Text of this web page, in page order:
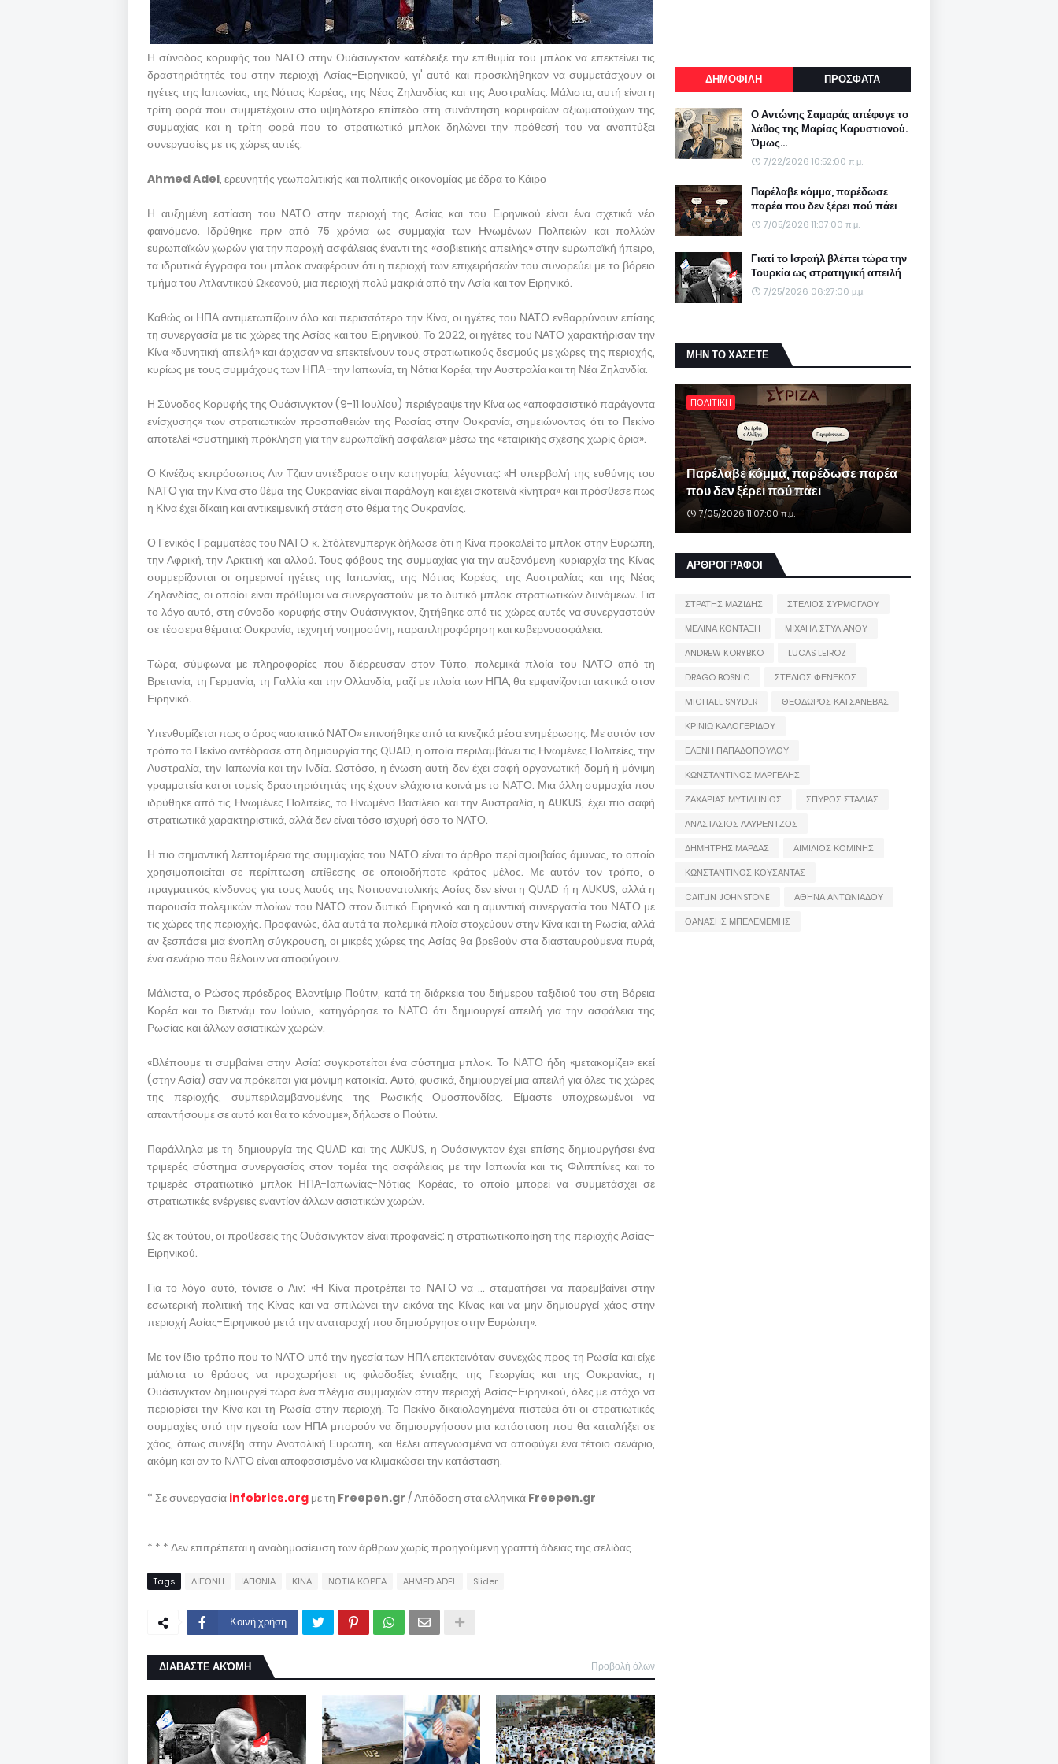
Η σύνοδος κορυφής του ΝΑΤΟ στην Ουάσινγκτον κατέδειξε την επιθυμία του μπλοκ να επεκτείνει τις
δραστηριότητές του στην περιοχή Ασίας-Ειρηνικού, γι' αυτό και προσκλήθηκαν να συμμετάσχουν οι
ηγέτες της Ιαπωνίας, της Νότιας Κορέας, της Νέας Ζηλανδίας και της Αυστραλίας. Μάλιστα, αυτή είναι η
τρίτη φορά που συμμετέχουν στο υψηλότερο επίπεδο στη συνάντηση κορυφαίων αξιωματούχων της
συμμαχίας και η τρίτη φορά που το στρατιωτικό μπλοκ δηλώνει την πρόθεσή του να αναπτύξει
συνεργασίες με τις χώρες αυτές.
Ahmed Adel, ερευνητής γεωπολιτικής και πολιτικής οικονομίας με έδρα το Κάιρο
Η αυξημένη εστίαση του ΝΑΤΟ στην περιοχή της Ασίας και του Ειρηνικού είναι ένα σχετικά νέο
φαινόμενο. Ιδρύθηκε πριν από 75 χρόνια ως συμμαχία των Ηνωμένων Πολιτειών και πολλών
ευρωπαϊκών χωρών για την παροχή ασφάλειας έναντι της «σοβιετικής απειλής» στην ευρωπαϊκή ήπειρο,
τα ιδρυτικά έγγραφα του μπλοκ αναφέρουν ότι η περιοχή των επιχειρήσεών του συνορεύει με το βόρειο
τμήμα του Ατλαντικού Ωκεανού, μια περιοχή πολύ μακριά από την Ασία και τον Ειρηνικό.
Καθώς οι ΗΠΑ αντιμετωπίζουν όλο και περισσότερο την Κίνα, οι ηγέτες του ΝΑΤΟ ενθαρρύνουν επίσης
τη συνεργασία με τις χώρες της Ασίας και του Ειρηνικού. Το 2022, οι ηγέτες του ΝΑΤΟ χαρακτήρισαν την
Κίνα «δυνητική απειλή» και άρχισαν να επεκτείνουν τους στρατιωτικούς δεσμούς με χώρες της περιοχής,
κυρίως με τους συμμάχους των ΗΠΑ -την Ιαπωνία, τη Νότια Κορέα, την Αυστραλία και τη Νέα Ζηλανδία.
Η Σύνοδος Κορυφής της Ουάσινγκτον (9-11 Ιουλίου) περιέγραψε την Κίνα ως «αποφασιστικό παράγοντα
ενίσχυσης» των στρατιωτικών προσπαθειών της Ρωσίας στην Ουκρανία, σημειώνοντας ότι το Πεκίνο
αποτελεί «συστημική πρόκληση για την ευρωπαϊκή ασφάλεια» μέσω της «εταιρικής σχέσης χωρίς όρια».
Ο Κινέζος εκπρόσωπος Λιν Τζιαν αντέδρασε στην κατηγορία, λέγοντας: «Η υπερβολή της ευθύνης του
ΝΑΤΟ για την Κίνα στο θέμα της Ουκρανίας είναι παράλογη και έχει σκοτεινά κίνητρα» και πρόσθεσε πως
η Κίνα έχει δίκαιη και αντικειμενική στάση στο θέμα της Ουκρανίας.
Ο Γενικός Γραμματέας του ΝΑΤΟ κ. Στόλτενμπεργκ δήλωσε ότι η Κίνα προκαλεί το μπλοκ στην Ευρώπη,
την Αφρική, την Αρκτική και αλλού. Τους φόβους της συμμαχίας για την αυξανόμενη κυριαρχία της Κίνας
συμμερίζονται οι σημερινοί ηγέτες της Ιαπωνίας, της Νότιας Κορέας, της Αυστραλίας και της Νέας
Ζηλανδίας, οι οποίοι είναι πρόθυμοι να συνεργαστούν με το δυτικό μπλοκ στρατιωτικών δυνάμεων. Για
το λόγο αυτό, στη σύνοδο κορυφής στην Ουάσινγκτον, ζητήθηκε από τις χώρες αυτές να συνεργαστούν
σε τέσσερα θέματα: Ουκρανία, τεχνητή νοημοσύνη, παραπληροφόρηση και κυβερνοασφάλεια.
Τώρα, σύμφωνα με πληροφορίες που διέρρευσαν στον Τύπο, πολεμικά πλοία του ΝΑΤΟ από τη
Βρετανία, τη Γερμανία, τη Γαλλία και την Ολλανδία, μαζί με πλοία των ΗΠΑ, θα εμφανίζονται τακτικά στον
Ειρηνικό.
Υπενθυμίζεται πως ο όρος «ασιατικό ΝΑΤΟ» επινοήθηκε από τα κινεζικά μέσα ενημέρωσης. Με αυτόν τον
τρόπο το Πεκίνο αντέδρασε στη δημιουργία της QUAD, η οποία περιλαμβάνει τις Ηνωμένες Πολιτείες, την
Αυστραλία, την Ιαπωνία και την Ινδία. Ωστόσο, η ένωση αυτή δεν έχει σαφή οργανωτική δομή ή μόνιμη
γραμματεία και οι τομείς δραστηριότητάς της έχουν ελάχιστα κοινά με το ΝΑΤΟ. Μια άλλη συμμαχία που
ιδρύθηκε από τις Ηνωμένες Πολιτείες, το Ηνωμένο Βασίλειο και την Αυστραλία, η AUKUS, έχει πιο σαφή
στρατιωτικά χαρακτηριστικά, αλλά δεν είναι τόσο ισχυρή όσο το ΝΑΤΟ.
Η πιο σημαντική λεπτομέρεια της συμμαχίας του ΝΑΤΟ είναι το άρθρο περί αμοιβαίας άμυνας, το οποίο
χρησιμοποιείται σε περίπτωση επίθεσης σε οποιοδήποτε κράτος μέλος. Με αυτόν τον τρόπο, ο
πραγματικός κίνδυνος για τους λαούς της Νοτιοανατολικής Ασίας δεν είναι η QUAD ή η AUKUS, αλλά η
παρουσία πολεμικών πλοίων του ΝΑΤΟ στον δυτικό Ειρηνικό και η αμυντική συνεργασία του ΝΑΤΟ με
τις χώρες της περιοχής. Προφανώς, όλα αυτά τα πολεμικά πλοία στοχεύουν στην Κίνα και τη Ρωσία, αλλά
αν ξεσπάσει μια ένοπλη σύγκρουση, οι μικρές χώρες της Ασίας θα βρεθούν στα διασταυρούμενα πυρά,
ένα σενάριο που θέλουν να αποφύγουν.
Μάλιστα, ο Ρώσος πρόεδρος Βλαντίμιρ Πούτιν, κατά τη διάρκεια του διήμερου ταξιδιού του στη Βόρεια
Κορέα και το Βιετνάμ τον Ιούνιο, κατηγόρησε το ΝΑΤΟ ότι δημιουργεί απειλή για την ασφάλεια της
Ρωσίας και άλλων ασιατικών χωρών.
«Βλέπουμε τι συμβαίνει στην Ασία: συγκροτείται ένα σύστημα μπλοκ. Το ΝΑΤΟ ήδη «μετακομίζει» εκεί
(στην Ασία) σαν να πρόκειται για μόνιμη κατοικία. Αυτό, φυσικά, δημιουργεί μια απειλή για όλες τις χώρες
της περιοχής, συμπεριλαμβανομένης της Ρωσικής Ομοσπονδίας. Είμαστε υποχρεωμένοι να
απαντήσουμε σε αυτό και θα το κάνουμε», δήλωσε ο Πούτιν.
Παράλληλα με τη δημιουργία της QUAD και της AUKUS, η Ουάσινγκτον έχει επίσης δημιουργήσει ένα
τριμερές σύστημα συνεργασίας στον τομέα της ασφάλειας με την Ιαπωνία και τις Φιλιππίνες και το
τριμερές στρατιωτικό μπλοκ ΗΠΑ-Ιαπωνίας-Νότιας Κορέας, το οποίο μπορεί να συμμετάσχει σε
στρατιωτικές ενέργειες εναντίον άλλων ασιατικών χωρών.
Ως εκ τούτου, οι προθέσεις της Ουάσινγκτον είναι προφανείς: η στρατιωτικοποίηση της περιοχής Ασίας-
Ειρηνικού.
Για το λόγο αυτό, τόνισε ο Λιν: «Η Κίνα προτρέπει το ΝΑΤΟ να ... σταματήσει να παρεμβαίνει στην
εσωτερική πολιτική της Κίνας και να σπιλώνει την εικόνα της Κίνας και να μην δημιουργεί χάος στην
περιοχή Ασίας-Ειρηνικού μετά την αναταραχή που δημιούργησε στην Ευρώπη».
Με τον ίδιο τρόπο που το ΝΑΤΟ υπό την ηγεσία των ΗΠΑ επεκτεινόταν συνεχώς προς τη Ρωσία και είχε
μάλιστα το θράσος να προχωρήσει τις φιλοδοξίες ένταξης της Γεωργίας και της Ουκρανίας, η
Ουάσινγκτον δημιουργεί τώρα ένα πλέγμα συμμαχιών στην περιοχή Ασίας-Ειρηνικού, όλες με στόχο να
περιορίσει την Κίνα και τη Ρωσία στην περιοχή. Το Πεκίνο δικαιολογημένα πιστεύει ότι οι στρατιωτικές
συμμαχίες υπό την ηγεσία των ΗΠΑ μπορούν να δημιουργήσουν μια κατάσταση που θα καταλήξει σε
χάος, όπως συνέβη στην Ανατολική Ευρώπη, και θέλει απεγνωσμένα να αποφύγει ένα τέτοιο σενάριο,
ακόμη και αν το ΝΑΤΟ είναι αποφασισμένο να κλιμακώσει την κατάσταση.
* Σε συνεργασία infobrics.org με τη Freepen.gr / Απόδοση στα ελληνικά Freepen.gr
* * * Δεν επιτρέπεται η αναδημοσίευση των άρθρων χωρίς προηγούμενη γραπτή άδειας της σελίδας
Tags ΔΙΕΘΝΗ ΙΑΠΩΝΙΑ ΚΙΝΑ ΝΟΤΙΑ ΚΟΡΕΑ AHMED ADEL Slider
Κοινή χρήση
ΔΙΑΒΑΣΤΕ ΑΚΌΜΗ Προβολή όλων
ΔΗΜΟΦΙΛΗ ΠΡΟΣΦΑΤΑ
Ο Αντώνης Σαμαράς απέφυγε το
λάθος της Μαρίας Καρυστιανού.
Όμως...
7/22/2026 10:52:00 π.μ.
Παρέλαβε κόμμα, παρέδωσε
παρέα που δεν ξέρει πού πάει
7/05/2026 11:07:00 π.μ.
Γιατί το Ισραήλ βλέπει τώρα την
Τουρκία ως στρατηγική απειλή
7/25/2026 06:27:00 μ.μ.
ΜΗΝ ΤΟ ΧΑΣΕΤΕ
ΠΟΛΙΤΙΚΗ
Παρέλαβε κόμμα, παρέδωσε παρέα
που δεν ξέρει πού πάει
7/05/2026 11:07:00 π.μ.
ΑΡΘΡΟΓΡΑΦΟΙ
ΣΤΡΑΤΗΣ ΜΑΖΙΔΗΣ
ΣΤΕΛΙΟΣ ΣΥΡΜΟΓΛΟΥ
ΜΕΛΙΝΑ ΚΟΝΤΑΞΗ
ΜΙΧΑΗΛ ΣΤΥΛΙΑΝΟΥ
ANDREW KORYBKO
LUCAS LEIROZ
DRAGO BOSNIC
ΣΤΕΛΙΟΣ ΦΕΝΕΚΟΣ
MICHAEL SNYDER
ΘΕΟΔΩΡΟΣ ΚΑΤΣΑΝΕΒΑΣ
ΚΡΙΝΙΩ ΚΑΛΟΓΕΡΙΔΟΥ
ΕΛΕΝΗ ΠΑΠΑΔΟΠΟΥΛΟΥ
ΚΩΝΣΤΑΝΤΙΝΟΣ ΜΑΡΓΕΛΗΣ
ΖΑΧΑΡΙΑΣ ΜΥΤΙΛΗΝΙΟΣ
ΣΠΥΡΟΣ ΣΤΑΛΙΑΣ
ΑΝΑΣΤΑΣΙΟΣ ΛΑΥΡΕΝΤΖΟΣ
ΔΗΜΗΤΡΗΣ ΜΑΡΔΑΣ
ΑΙΜΙΛΙΟΣ ΚΟΜΙΝΗΣ
ΚΩΝΣΤΑΝΤΙΝΟΣ ΚΟΥΣΑΝΤΑΣ
CAITLIN JOHNSTONE
ΑΘΗΝΑ ΑΝΤΩΝΙΑΔΟΥ
ΘΑΝΑΣΗΣ ΜΠΕΛΕΜΕΜΗΣ